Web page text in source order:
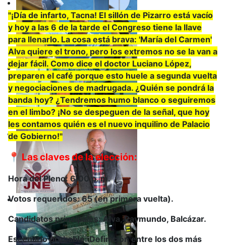
"¡Día de infarto, Tacna! El sillón de Pizarro está vacío
y hoy a las 6 de la tarde el Congreso tiene la llave
para llenarlo. La cosa está brava: 'María del Carmen'
Alva quiere el trono, pero los extremos no se la van a
dejar fácil. Como dice el doctor Luciano López,
preparen el café porque esto huele a segunda vuelta
y negociaciones de madrugada. ¿Quién se pondrá la
banda hoy? ¿Tendremos humo blanco o seguiremos
en el limbo? ¡No se despeguen de la señal, que hoy
les contamos quién es el nuevo inquilino de Palacio
de Gobierno!"
📍 Las claves de la elección:
Hora del Pleno: 6:00 p. m.
Votos requeridos: 65 (en primera vuelta).
Candidatos principales: Alva, Raymundo, Balcázar.
Escenario probable: Definición entre los dos más